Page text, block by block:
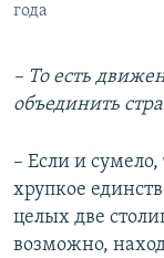
года
– То есть
объединить
– Если и сумело,
хрупкое
целых две
возможно,